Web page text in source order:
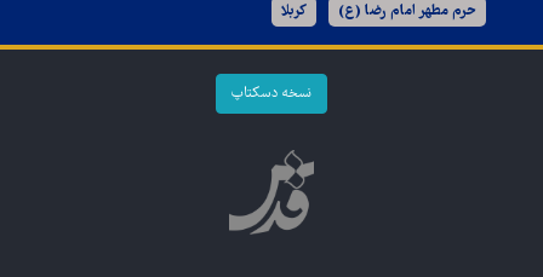
حرم مطهر امام رضا (ع) کربلا
نسخه دسکتاپ